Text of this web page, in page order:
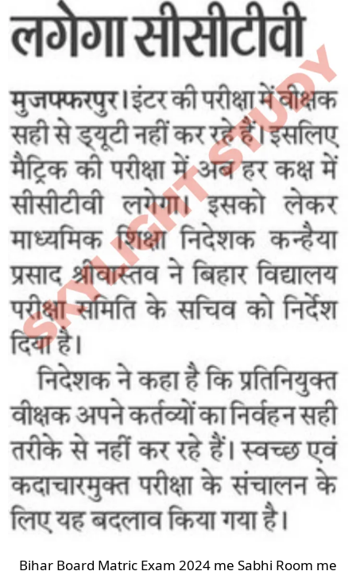
Bihar Board Matric Exam 2024 me Sabhi Room me